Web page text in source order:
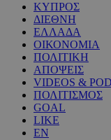
ΚΥΠΡΟΣ
ΔΙΕΘΝΗ
ΕΛΛΑΔΑ
ΟΙΚΟΝΟΜΙΑ
ΠΟΛΙΤΙΚΗ
ΑΠΟΨΕΙΣ
VIDEOS &
ΠΟΛΙΤΙΣΜΟΣ
GOAL
LIKE
EN